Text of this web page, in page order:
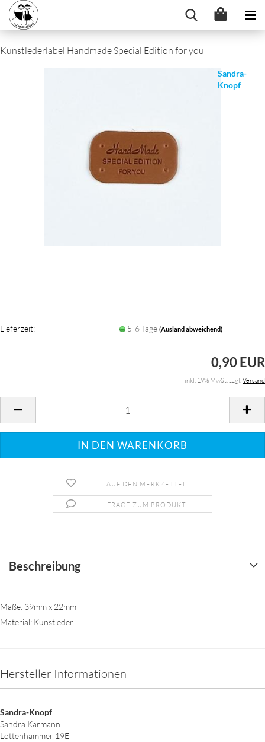
Kunstlederlabel Handmade Special Edition for you
Sandra-
Knopf
Lieferzeit: 5-6 Tage (Ausland abweichend)
0,90 EUR
inkl. 19% MwSt. zzgl.Versand
AUF DEN MERKZETTEL
FRAGE ZUM PRODUKT
Beschreibung
Maße: 39mm x 22mm
Material: Kunstleder
Hersteller Informationen
Sandra-Knopf
Sandra Karmann
Lottenhammer 19E